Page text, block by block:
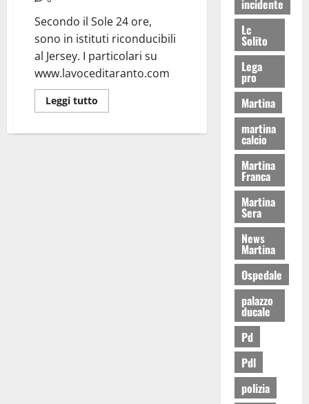
Secondo il Sole 24 ore,
sono in istituti riconducibili
al Jersey. I particolari su
www.lavoceditaranto.com
Leggi tutto
incidente
Lc
Solito
Lega
pro
Martina
martina
calcio
Martina
Franca
Martina
Sera
News
Martina
Ospedale
palazzo
ducale
Pd
Pdl
polizia